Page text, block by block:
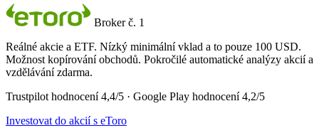
Broker č. 1
Reálné akcie a ETF. Nízký minimální vklad a to pouze 100 USD.
Možnost kopírování obchodů. Pokročilé automatické analýzy akcií a
vzdělávání zdarma.
Trustpilot hodnocení 4,4/5 · Google Play hodnocení 4,2/5
Investovat do akcií s eToro